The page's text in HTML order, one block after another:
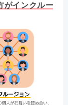
がインクルー